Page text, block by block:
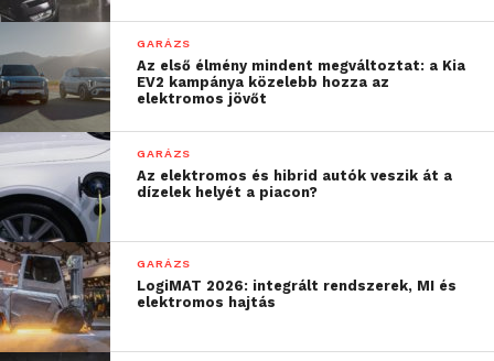
GARÁZS
Az első élmény mindent megváltoztat: a Kia
EV2 kampánya közelebb hozza az
elektromos jövőt
GARÁZS
Az elektromos és hibrid autók veszik át a
dízelek helyét a piacon?
GARÁZS
LogiMAT 2026: integrált rendszerek, MI és
elektromos hajtás